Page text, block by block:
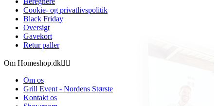
Cookie- og privatlivspolitik
Black Friday
Oversigt
Gavekort
Retur paller
Om Homeshop.dk 
Om os
Grill Event - Nordens Største
Kontakt os